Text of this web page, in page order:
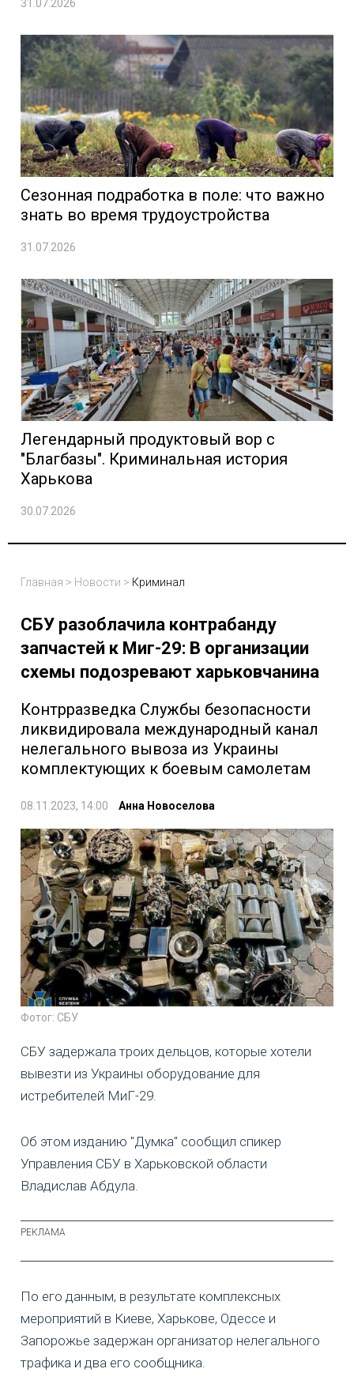
31.07.2026
Сезонная подработка в поле: что важно
знать во время трудоустройства
31.07.2026
Легендарный продуктовый вор с
"Благбазы". Криминальная история
Харькова
30.07.2026
Главная > Новости > Криминал
СБУ разоблачила контрабанду
запчастей к Миг-29: В организации
схемы подозревают харьковчанина
Контрразведка Службы безопасности
ликвидировала международный канал
нелегального вывоза из Украины
комплектующих к боевым самолетам
08.11.2023, 14:00 Анна Новоселова
Фотог: СБУ
СБУ задержала троих дельцов, которые хотели
вывезти из Украины оборудование для
истребителей МиГ-29.
Об этом изданию "Думка" сообщил спикер
Управления СБУ в Харьковской области
Владислав Абдула.
По его данным, в результате комплексных
мероприятий в Киеве, Харькове, Одессе и
Запорожье задержан организатор нелегального
трафика и два его сообщника.